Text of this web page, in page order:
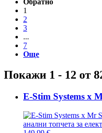
Обратно
1
2
3
...
7
Още
Покажи 1 - 12 от
E-Stim Systems x